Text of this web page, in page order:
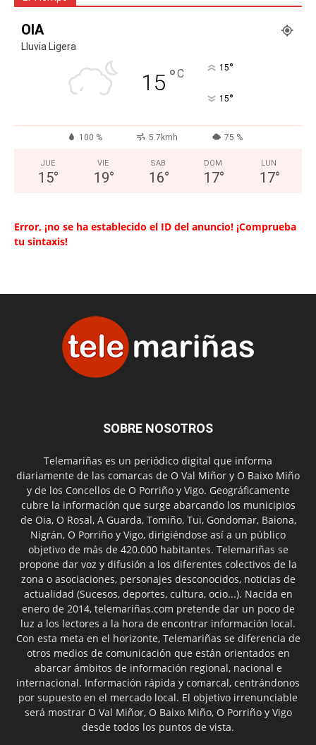
OIA
Lluvia Ligera
15 °C 15°
15°
100 % 5.7kmh 75 %
JUE
15°
VIE
19°
SAB
16°
DOM
17°
LUN
17°
Error, ¡no se ha establecido el ID del anuncio! ¡Comprueba
tu sintaxis!
SOBRE NOSOTROS
Telemariñas es un periódico digital que informa
diariamente de las comarcas de O Val Miñor y O Baixo Miño
y de los Concellos de O Porriño y Vigo. Geográficamente
cubre la información que surge abarcando los municipios
de Oia, O Rosal, A Guarda, Tomiño, Tui, Gondomar, Baiona,
Nigrán, O Porriño y Vigo, dirigiéndose así a un público
objetivo de más de 420.000 habitantes. Telemariñas se
propone dar voz y difusión a los diferentes colectivos de la
zona o asociaciones, personajes desconocidos, noticias de
actualidad (Sucesos, deportes, cultura, ocio...). Nacida en
enero de 2014, telemariñas.com pretende dar un poco de
luz a los lectores a la hora de encontrar información local.
Con esta meta en el horizonte, Telemariñas se diferencia de
otros medios de comunicación que están orientados en
abarcar ámbitos de información regional, nacional e
internacional. Información rápida y comarcal, centrándonos
por supuesto en el mercado local. El objetivo irrenunciable
será mostrar O Val Miñor, O Baixo Miño, O Porriño y Vigo
desde todos los puntos de vista.